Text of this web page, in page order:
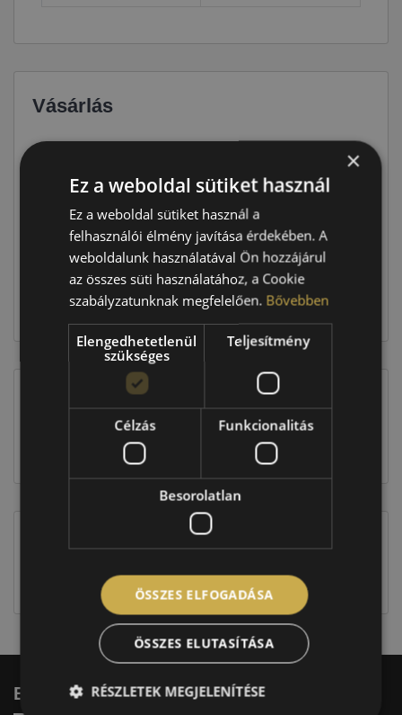
Vásárlás
Raktáron:
79 160 Ft
Kosárba
EU-s abroncscímke
címkével ellátott abroncs kerül kiszállításra.
Elérhetőség
×
Ez a weboldal sütiket használ
Ez a weboldal sütiket használ a
felhasználói élmény javítása érdekében. A
weboldalunk használatával Ön hozzájárul
az összes süti használatához, a Cookie
szabályzatunknak megfelelően. Bővebben
Elengedhetetlenül
szükséges
Teljesítmény
Célzás Funkcionalitás
Besorolatlan
ÖSSZES ELFOGADÁSA
ÖSSZES ELUTASÍTÁSA
RÉSZLETEK MEGJELENÍTÉSE